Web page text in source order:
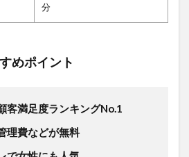
分
めポイント
客満足度ランキングNo.1
理費などが無料